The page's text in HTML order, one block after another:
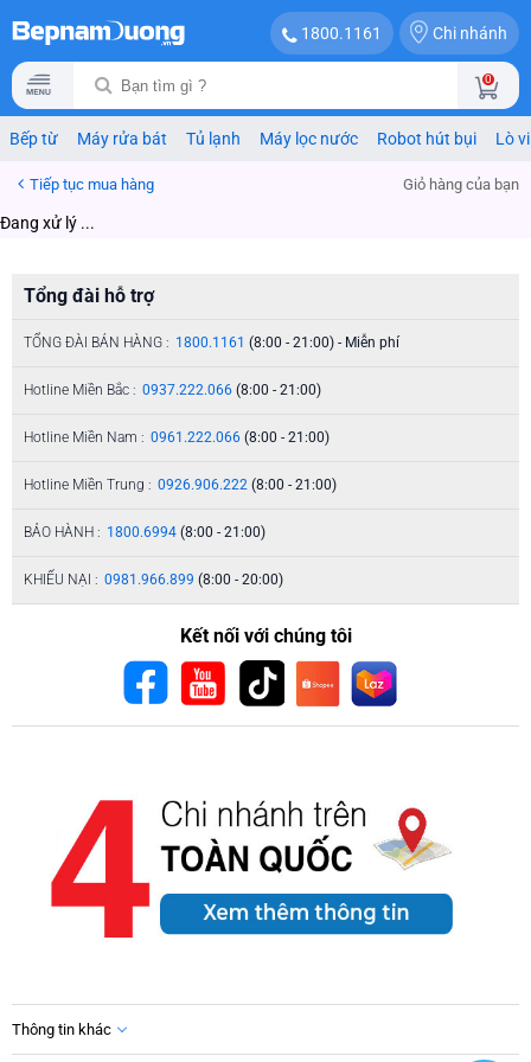
1800.1161 Chi nhánh
0
Bếp từ Máy rửa bát Tủ lạnh Máy lọc nước Robot hút bụi Lò
Tiếp tục mua hàng Giỏ hàng của bạn
Đang xử lý ...
Tổng đài hỗ trợ
TỔNG ĐÀI BÁN HÀNG : 1800.1161 (8:00 - 21:00) - Miễn phí
Hotline Miền Bắc : 0937.222.066 (8:00 - 21:00)
Hotline Miền Nam : 0961.222.066 (8:00 - 21:00)
Hotline Miền Trung : 0926.906.222 (8:00 - 21:00)
BẢO HÀNH : 1800.6994 (8:00 - 21:00)
KHIẾU NẠI : 0981.966.899 (8:00 - 20:00)
Kết nối với chúng tôi
Thông tin khác